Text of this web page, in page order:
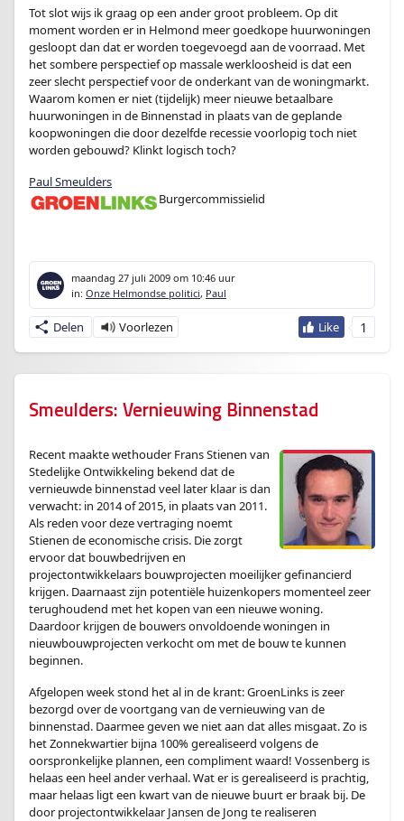
Tot slot wijs ik graag op een ander groot probleem. Op dit
moment worden er in Helmond meer goedkope huurwoningen
gesloopt dan dat er worden toegevoegd aan de voorraad. Met
het sombere perspectief op massale werkloosheid is dat een
zeer slecht perspectief voor de onderkant van de woningmarkt.
Waarom komen er niet (tijdelijk) meer nieuwe betaalbare
huurwoningen in de Binnenstad in plaats van de geplande
koopwoningen die door dezelfde recessie voorlopig toch niet
worden gebouwd? Klinkt logisch toch?
Paul Smeulders
Burgercommissielid
maandag 27 juli 2009 om 10:46 uur
in: Onze Helmondse politici, Paul
1
Delen
Smeulders: Vernieuwing Binnenstad
Recent maakte wethouder Frans Stienen van
Stedelijke Ontwikkeling bekend dat de
vernieuwde binnenstad veel later klaar is dan
verwacht: in 2014 of 2015, in plaats van 2011.
Als reden voor deze vertraging noemt
Stienen de economische crisis. Die zorgt
ervoor dat bouwbedrijven en
projectontwikkelaars bouwprojecten moeilijker gefinancierd
krijgen. Daarnaast zijn potentiële huizenkopers momenteel zeer
terughoudend met het kopen van een nieuwe woning.
Daardoor krijgen de bouwers onvoldoende woningen in
nieuwbouwprojecten verkocht om met de bouw te kunnen
beginnen.
Afgelopen week stond het al in de krant: GroenLinks is zeer
bezorgd over de voortgang van de vernieuwing van de
binnenstad. Daarmee geven we niet aan dat alles misgaat. Zo is
het Zonnekwartier bijna 100% gerealiseerd volgens de
oorspronkelijke plannen, een compliment waard! Vossenberg is
helaas een heel ander verhaal. Wat er is gerealiseerd is prachtig,
maar helaas ligt een kwart van de nieuwe buurt er braak bij. De
door projectontwikkelaar Jansen de Jong te realiseren